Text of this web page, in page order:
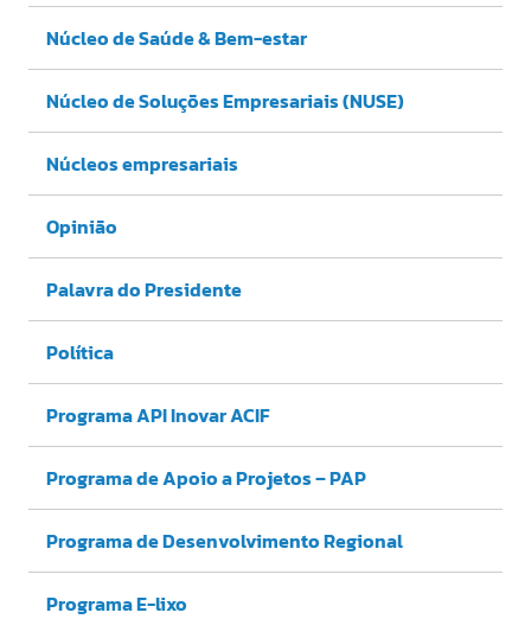
Núcleo de Saúde & Bem-estar
Núcleo de Soluções Empresariais (NUSE)
Núcleos empresariais
Opinião
Palavra do Presidente
Política
Programa API Inovar ACIF
Programa de Apoio a Projetos – PAP
Programa de Desenvolvimento Regional
Programa E-lixo